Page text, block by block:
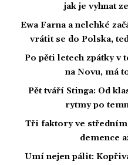
jak je vyhnat
Ewa Farna a nelehké
vrátit se do Polska,
Po pěti letech zpátky v
na Novu, má
Pět tváří Stinga: Od
rytmy po
Tři faktory ve
demence
Umí nejen pálit: